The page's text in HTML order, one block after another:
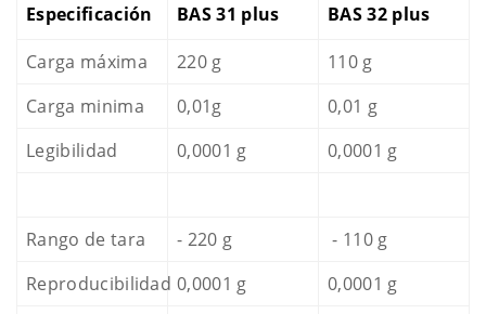
Especificación BAS 31 plus
BAS 32 plus
Carga máxima
220 g
110 g
Carga minima
0,01g
0,01 g
Legibilidad
0,0001 g 0,0001 g
Rango de tara - 220 g
- 110 g
Reproducibilidad 0,0001 g
0,0001 g